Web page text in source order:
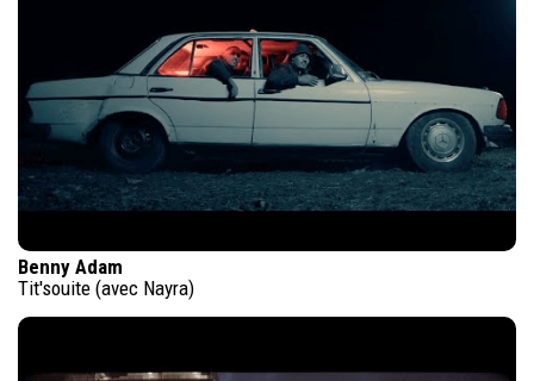
Benny Adam
Tit'souite (avec Nayra)